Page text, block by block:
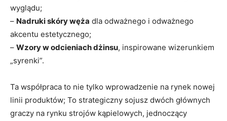
wyglądu;
– Nadruki skóry węża dla odważnego i odważnego
akcentu estetycznego;
– Wzory w odcieniach dżinsu, inspirowane wizerunkiem
„syrenki”.
Ta współpraca to nie tylko wprowadzenie na rynek nowej
linii produktów; To strategiczny sojusz dwóch głównych
graczy na rynku strojów kąpielowych, jednoczący